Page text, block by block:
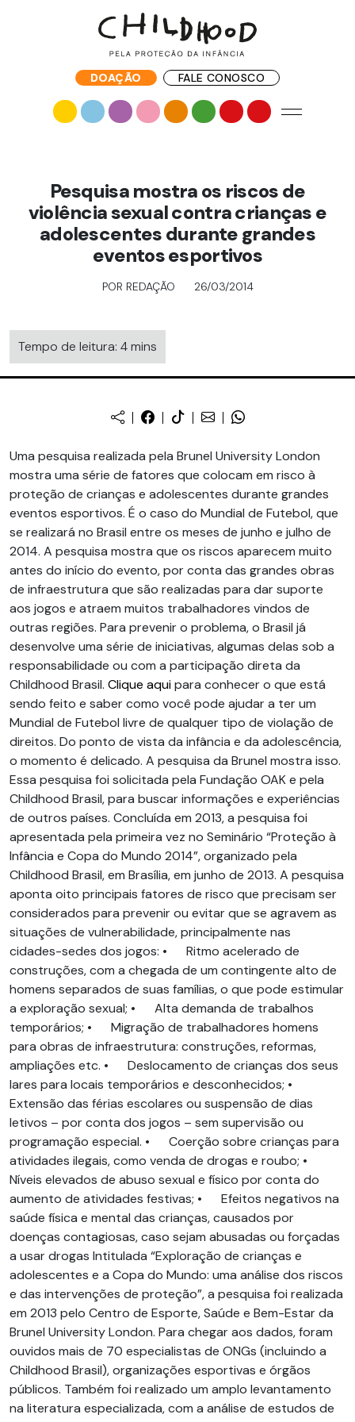
DOAÇÃO FALE CONOSCO
Pesquisa mostra os riscos de
violência sexual contra crianças e
adolescentes durante grandes
eventos esportivos
POR REDAÇÃO 26/03/2014
Tempo de leitura: 4 mins
Uma pesquisa realizada pela Brunel University London
mostra uma série de fatores que colocam em risco à
proteção de crianças e adolescentes durante grandes
eventos esportivos. É o caso do Mundial de Futebol, que
se realizará no Brasil entre os meses de junho e julho de
2014. A pesquisa mostra que os riscos aparecem muito
antes do início do evento, por conta das grandes obras
de infraestrutura que são realizadas para dar suporte
aos jogos e atraem muitos trabalhadores vindos de
outras regiões. Para prevenir o problema, o Brasil já
desenvolve uma série de iniciativas, algumas delas sob a
responsabilidade ou com a participação direta da
Childhood Brasil. Clique aquipara conhecer o que está
sendo feito e saber como você pode ajudar a ter um
Mundial de Futebol livre de qualquer tipo de violação de
direitos. Do ponto de vista da infância e da adolescência,
o momento é delicado. A pesquisa da Brunel mostra isso.
Essa pesquisa foi solicitada pela Fundação OAK e pela
Childhood Brasil, para buscar informações e experiências
de outros países. Concluída em 2013, a pesquisa foi
apresentada pela primeira vez no Seminário “Proteção à
Infância e Copa do Mundo 2014”, organizado pela
Childhood Brasil, em Brasília, em junho de 2013. A pesquisa
aponta oito principais fatores de risco que precisam ser
considerados para prevenir ou evitar que se agravem as
situações de vulnerabilidade, principalmente nas
cidades-sedes dos jogos: • Ritmo acelerado de
construções, com a chegada de um contingente alto de
homens separados de suas famílias, o que pode estimular
a exploração sexual; • Alta demanda de trabalhos
temporários; • Migração de trabalhadores homens
para obras de infraestrutura: construções, reformas,
ampliações etc. • Deslocamento de crianças dos seus
lares para locais temporários e desconhecidos; •
Extensão das férias escolares ou suspensão de dias
letivos – por conta dos jogos – sem supervisão ou
programação especial. • Coerção sobre crianças para
atividades ilegais, como venda de drogas e roubo; •
Níveis elevados de abuso sexual e físico por conta do
aumento de atividades festivas; • Efeitos negativos na
saúde física e mental das crianças, causados por
doenças contagiosas, caso sejam abusadas ou forçadas
a usar drogas Intitulada “Exploração de crianças e
adolescentes e a Copa do Mundo: uma análise dos riscos
e das intervenções de proteção”, a pesquisa foi realizada
em 2013 pelo Centro de Esporte, Saúde e Bem-Estar da
Brunel University London. Para chegar aos dados, foram
ouvidos mais de 70 especialistas de ONGs (incluindo a
Childhood Brasil), organizações esportivas e órgãos
públicos. Também foi realizado um amplo levantamento
na literatura especializada, com a análise de estudos de